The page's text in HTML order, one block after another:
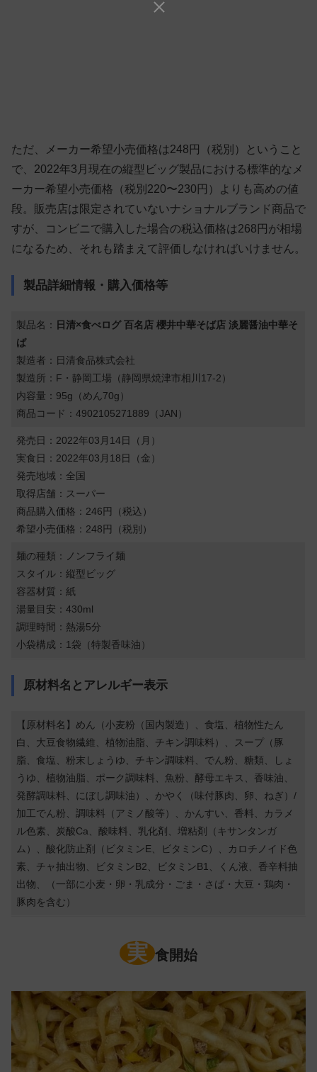
ただ、メーカー希望小売価格は248円（税別）ということ
で、2022年3月現在の縦型ビッグ製品における標準的なメ
ーカー希望小売価格（税別220〜230円）よりも高めの値
段。販売店は限定されていないナショナルブランド商品で
すが、コンビニで購入した場合の税込価格は268円が相場
になるため、それも踏まえて評価しなければいけません。
製品詳細情報・購入価格等
製品名：
日清×食べログ 百名店 櫻井中華そば店 淡麗醤油中華そ
ば
製造者：日清食品株式会社
製造所：F・静岡工場（静岡県焼津市相川17-2）
内容量：95g（めん70g）
商品コード：4902105271889（JAN）
発売日：2022年03月14日（月）
実食日：2022年03月18日（金）
発売地域：全国
取得店舗：スーパー
商品購入価格：246円（税込）
希望小売価格：248円（税別）
麺の種類：ノンフライ麺
スタイル：縦型ビッグ
容器材質：紙
湯量目安：430ml
調理時間：熱湯5分
小袋構成：1袋（特製香味油）
原材料名とアレルギー表示
【原材料名】めん（小麦粉（国内製造）、食塩、植物性たん
白、大豆食物繊維、植物油脂、チキン調味料）、スープ（豚
脂、食塩、粉末しょうゆ、チキン調味料、でん粉、糖類、しょ
うゆ、植物油脂、ポーク調味料、魚粉、酵母エキス、香味油、
発酵調味料、にぼし調味油）、かやく（味付豚肉、卵、ねぎ）/
加工でん粉、調味料（アミノ酸等）、かんすい、香料、カラメ
ル色素、炭酸Ca、酸味料、乳化剤、増粘剤（キサンタンガ
ム）、酸化防止剤（ビタミンE、ビタミンC）、カロチノイド色
素、チャ抽出物、ビタミンB2、ビタミンB1、くん液、香辛料抽
出物、（一部に小麦・卵・乳成分・ごま・さば・大豆・鶏肉・
豚肉を含む）
実 食開始